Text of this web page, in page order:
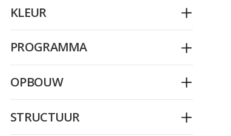
KLEUR Openplooien
PROGRAMMA Openplooien
OPBOUW Openplooien
STRUCTUUR Openplooien